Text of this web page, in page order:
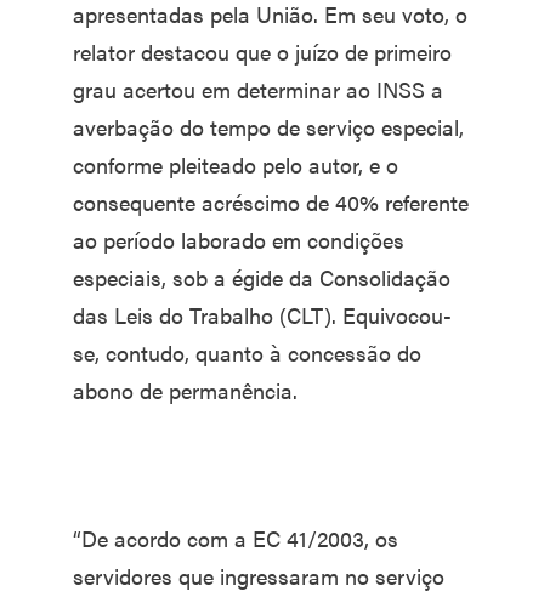
apresentadas pela União. Em seu voto, o
relator destacou que o juízo de primeiro
grau acertou em determinar ao INSS a
averbação do tempo de serviço especial,
conforme pleiteado pelo autor, e o
consequente acréscimo de 40% referente
ao período laborado em condições
especiais, sob a égide da Consolidação
das Leis do Trabalho (CLT). Equivocou-
se, contudo, quanto à concessão do
abono de permanência.
“De acordo com a EC 41/2003, os
servidores que ingressaram no serviço